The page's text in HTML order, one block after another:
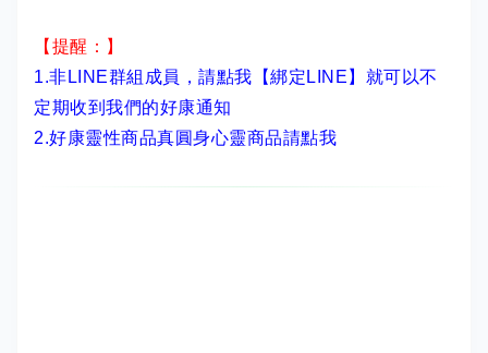
【提醒：】
1.非LINE群組成員， 請點我【綁定LINE】 就可以不
定期收到我們的好康通知
2.好康靈性商品真圓身心靈商品請點我